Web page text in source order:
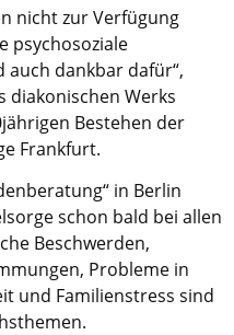
2017
Evangelische
nicht zur Verfügung
psychosoziale
dankbar dafür“,
diakonischen Werks
Bestehen der
Frankfurt.
in Berlin
schon bald bei allen
Beschwerden,
Probleme in
und Familienstress sind